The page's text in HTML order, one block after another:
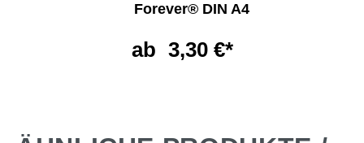
Forever® DIN A4
ab 3,30 €*